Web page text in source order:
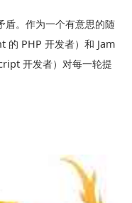
盾。作为一个有意思的随
PHP 开发者）和 Jam
开发者）对每一轮提